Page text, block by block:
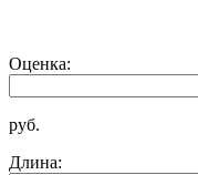
Оценка:
руб.
Длина: